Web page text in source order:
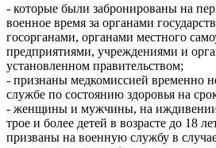
- которые были забронированы на
военное время за органами
госорганами, органами местного
предприятиями, учреждениями и
установленном правительством;
- признаны медкомиссией временно
службе по состоянию здоровья на
- женщины и мужчины, на иждивении
трое и более детей в возрасте до 18
призваны на военную службу в